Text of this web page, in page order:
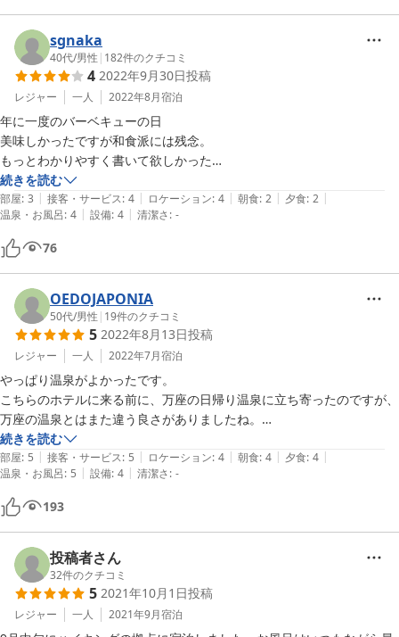
ます。
ただ、やはり1泊だけでなく良さを味わうには2泊はしたいので会社の
休みや有休・仲間の応援も必要ですね。また連泊できるように仕事頑張
sgnaka
40代/男性 | 182件のクチコミ
4 2022年9月30日投稿
レジャー 一人 2022年8月宿泊
年に一度のバーベキューの日
美味しかったですが和食派には残念。
もっとわかりやすく書いて欲しかった
設備には古さを感じますが清潔。
温泉も非常に良いお湯でしたし
静かでのんびりできました。
コスパ良いと思います
続きを読む
部屋: 3 | 接客・サービス: 4 | ロケーション: 4 | 朝食: 2 | 夕食: 2 |
温泉・お風呂: 4 | 設備: 4 | 清潔さ: -
76
OEDOJAPONIA
50代/男性 | 19件のクチコミ
5 2022年8月13日投稿
レジャー 一人 2022年7月宿泊
やっぱり温泉がよかったです。
こちらのホテルに来る前に、万座の日帰り温泉に立ち寄ったのですが、
万座の温泉とはまた違う良さがありましたね。
源泉から湧出する時の温度が高いようで、お風呂場では温度を調整する
ために加水していましたが、それでも素晴らしい温泉でした。
部屋は広くて清掃も行き届いていました。
食事も山の幸や魚をメインに何皿も準備されておりデザートもおいしか
ったです。
また行きたいと思います。
続きを読む
部屋: 5 | 接客・サービス: 5 | ロケーション: 4 | 朝食: 4 | 夕食: 4 |
温泉・お風呂: 5 | 設備: 4 | 清潔さ: -
193
投稿者さん
32件のクチコミ
5 2021年10月1日投稿
レジャー 一人 2021年9月宿泊